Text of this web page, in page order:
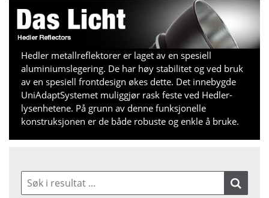
Hedler metallreflektorer er laget av en spesiell
aluminiumslegering. De har høy stabilitet og ved bruk
av en spesiell frontdesign økes dette. Det innebygde
UniAdaptSystemet muliggjør rask feste ved Hedler-
lysenhetene. På grunn av denne funksjonelle
konstruksjonen er de både robuste og enkle å bruke.